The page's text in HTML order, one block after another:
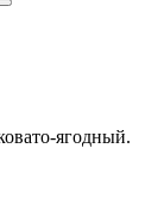
ягодный.